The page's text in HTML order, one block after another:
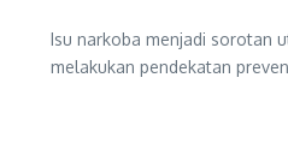
Isu narkoba menjadi sorotan
melakukan pendekatan